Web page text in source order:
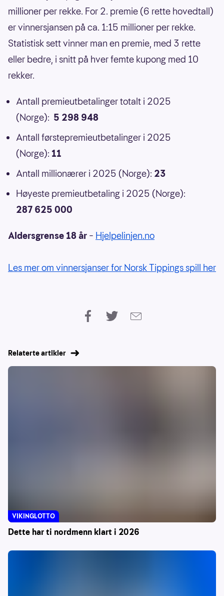
millioner per rekke. For 2. premie (6 rette hovedtall)
er vinnersjansen på ca. 1:15 millioner per rekke.
Statistisk sett vinner man en premie, med 3 rette
eller bedre, i snitt på hver femte kupong med 10
rekker.
Antall premieutbetalinger totalt i 2025
(Norge): 5 298 948
Antall førstepremieutbetalinger i 2025
(Norge): 11
Antall millionærer i 2025 (Norge): 23
Høyeste premieutbetaling i 2025 (Norge):
287 625 000
Aldersgrense 18 år – Hjelpelinjen.no
Les mer om vinnersjanser for Norsk Tippings spill her
Relaterte artikler
Dette har ti nordmenn klart i 2026
VIKINGLOTTO